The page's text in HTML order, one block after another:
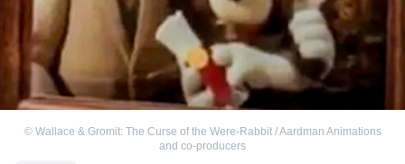
© Wallace & Gromit: The Curse of the Were-Rabbit / Aardman Animations
and co-producers